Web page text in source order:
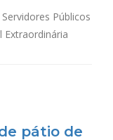
Públicos
Extraordinária
pátio de